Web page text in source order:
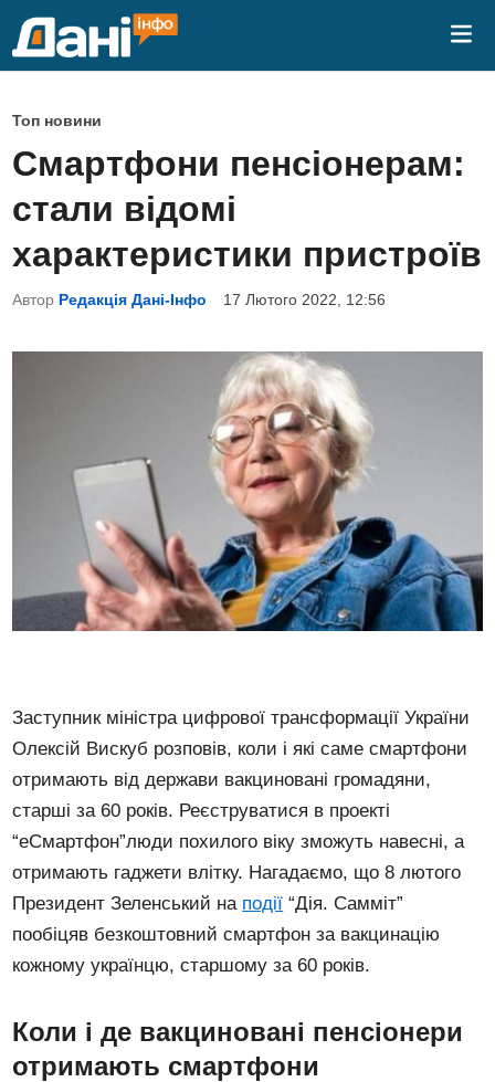
P
o
s
t
e
d
i
Топ новини
Смартфони пенсіонерам:
стали відомі
характеристики пристроїв
Автор Редакція Дані-Інфо 17 Лютого 2022, 12:56
Заступник міністра цифрової трансформації України
Олексій Вискуб розповів, коли і які саме смартфони
отримають від держави вакциновані громадяни,
старші за 60 років. Реєструватися в проекті
“еСмартфон”люди похилого віку зможуть навесні, а
отримають гаджети влітку. Нагадаємо, що 8 лютого
Президент Зеленський на події “Дія. Самміт”
пообіцяв безкоштовний смартфон за вакцинацію
кожному українцю, старшому за 60 років.
Коли і де вакциновані пенсіонери
отримають смартфони